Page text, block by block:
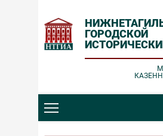
ГОРОДСКОЙ
Заявка
Ошибка
Проверьте
данных и повторите